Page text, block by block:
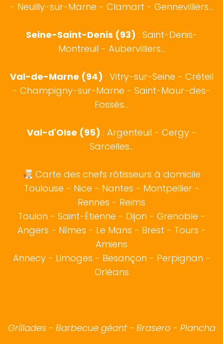
- Neuilly-sur-Marne - Clamart - Gennevilliers...
Seine-Saint-Denis (93) : Saint-Denis-
Montreuil - Aubervilliers...
Val-de-Marne (94) : Vitry-sur-Seine - Créteil
- Champigny-sur-Marne - Saint-Maur-des-
Fossés...
Val-d'OIse (95) : Argenteuil - Cergy -
Sarcelles...
Carte des chefs rôtisseurs à domicile
Toulouse - Nice - Nantes - Montpellier-
Rennes - Reims
Toulon - Saint-Étienne - Dijon - Grenoble -
Angers - Nîmes - Le Mans - Brest - Tours -
Amiens
Annecy- Limoges - Besançon - Perpignan -
Orléans
Grillades - Barbecue géant - Brasero - Plancha